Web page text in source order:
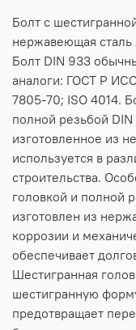
Болт с
нержавеющая сталь
Болт DIN 933
аналоги: ГОСТ Р
7805-70; ISO 4014.
полной резьбой
изготовленное из
используется в
строительства.
головкой и полной
изготовлен из
коррозии и
обеспечивает
Шестигранная
шестигранную
предотвращает